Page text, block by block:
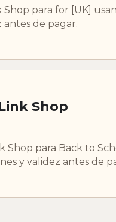
para for [UK]
antes de pagar.
Shop
para Back to
y validez antes de